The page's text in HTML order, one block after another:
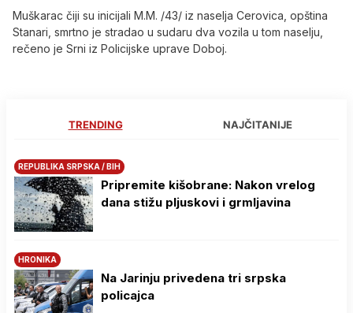
Muškarac čiji su inicijali M.M. /43/ iz naselja Cerovica, opština
Stanari, smrtno je stradao u sudaru dva vozila u tom naselju,
rečeno je Srni iz Policijske uprave Doboj.
TRENDING NAJČITANIJE
REPUBLIKA SRPSKA / BIH
Pripremite kišobrane: Nakon vrelog
dana stižu pljuskovi i grmljavina
HRONIKA
Na Јarinju privedena tri srpska
policajca